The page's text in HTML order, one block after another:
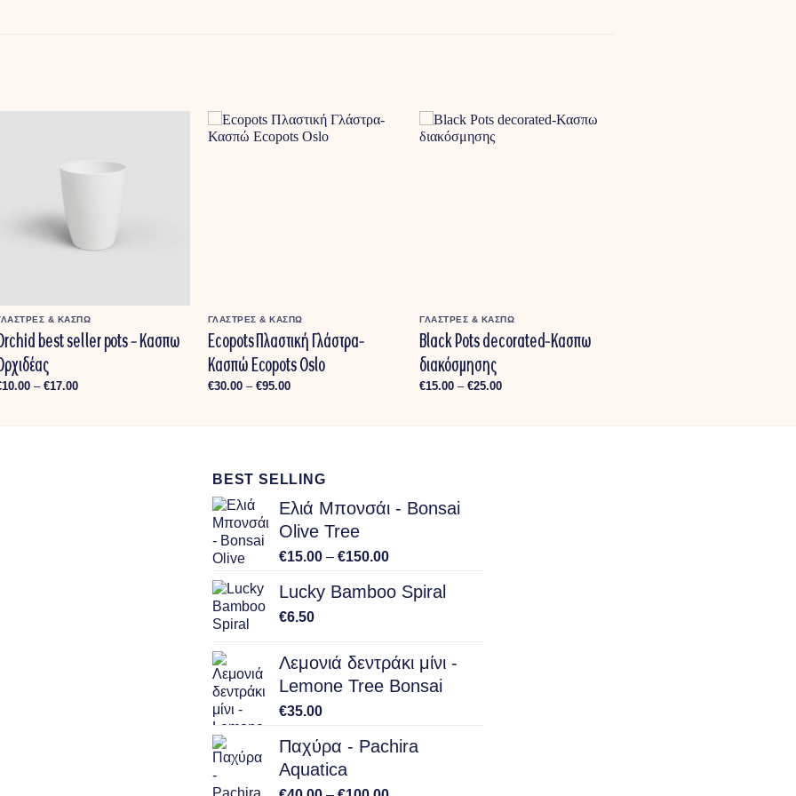
& ΚΑΣΠΩ
best seller pots – Κασπω
10.00 – €17.00Price
ΓΛΑΣΤΡΕΣ & ΚΑΣΠΩ
Ecopots Πλαστική Γλάστρα-
Κασπώ Ecopots Oslo
€30.00 – €95.00Price
ΓΛΑΣΤΡΕΣ & ΚΑΣΠΩ
Black Pots decorated-Κασπω
διακόσμησης
€15.00 – €25.00Price
BEST SELLING
Ελιά Μπονσάι - Bonsai
Olive Tree
€15.00 – €150.00Price
€15.00
Lucky Bamboo Spiral
€6.50
Λεμονιά δεντράκι μίνι -
Lemone Tree Bonsai
€35.00
Παχύρα - Pachira
Aquatica